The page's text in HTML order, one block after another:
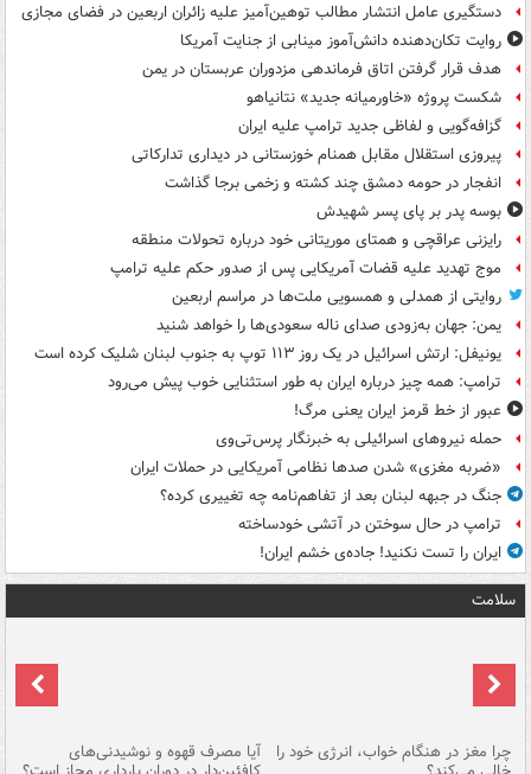
دستگیری عامل انتشار مطالب توهین‌آمیز علیه زائران اربعین در فضای مجازی
روایت تکان‌دهنده دانش‌آموز مینابی از جنایت آمریکا
هدف قرار گرفتن اتاق‌ فرماندهی مزدوران عربستان در یمن
شکست پروژه «خاورمیانه جدید» نتانیاهو
گزافه‌گویی و لفاظی جدید ترامپ علیه ایران
پیروزی استقلال مقابل همنام خوزستانی در دیداری تدارکاتی
انفجار در حومه دمشق چند کشته و زخمی برجا گذاشت
بوسه‌ پدر بر پای پسر شهیدش
رایزنی عراقچی و همتای موریتانی خود درباره تحولات منطقه
موج تهدید علیه قضات آمریکایی پس از صدور حکم علیه ترامپ
روایتی از همدلی و همسویی ملت‌ها در مراسم اربعین
یمن: جهان به‌زودی صدای ناله سعودی‌ها را خواهد شنید
یونیفل: ارتش اسرائیل در یک روز ۱۱۳ توپ به جنوب لبنان شلیک کرده است
ترامپ: همه چیز درباره ایران به طور استثنایی خوب پیش می‌رود
عبور از خط قرمز ایران یعنی مرگ!
حمله نیروهای اسرائیلی به خبرنگار پرس‌تی‌وی
«ضربه مغزی» شدن صدها نظامی آمریکایی در حملات ایران
جنگ در جبهه لبنان بعد از تفاهم‌نامه چه تغییری کرده؟
ترامپ در حال سوختن در آتشی خودساخته
ایران را تست نکنید! جاده‌ی خشم ایران!
سلامت
چرا مغز در هنگام خواب، انرژی خود را آیا مصرف قهوه و نوشیدنی‌های